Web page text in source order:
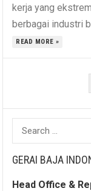
kerja yang
berbagai industri
READ MORE »
Search
for:
GERAI BAJA
Head Office &